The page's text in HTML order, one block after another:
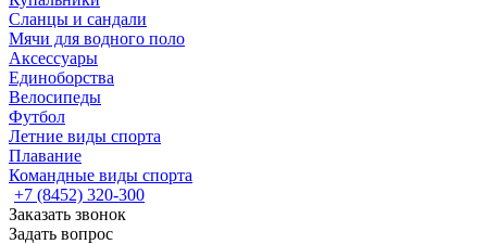
Сланцы и сандали
Мячи для водного поло
Аксессуары
Единоборства
Велосипеды
Футбол
Летние виды спорта
Плавание
Командные виды спорта
+7 (8452) 320-300
Заказать звонок
Задать вопрос